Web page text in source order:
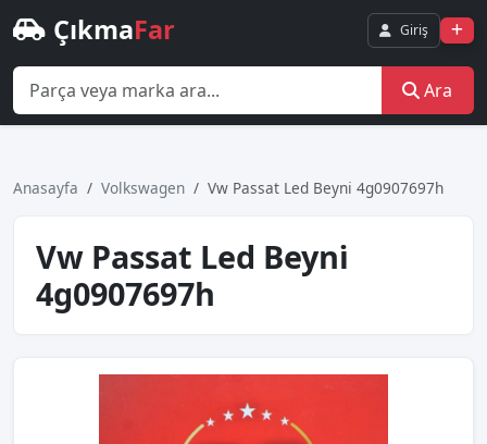
ÇıkmaFar Giriş
Ara
Anasayfa Volkswagen Vw Passat Led Beyni̇ 4g0907697h
Vw Passat Led Beyni̇
4g0907697h